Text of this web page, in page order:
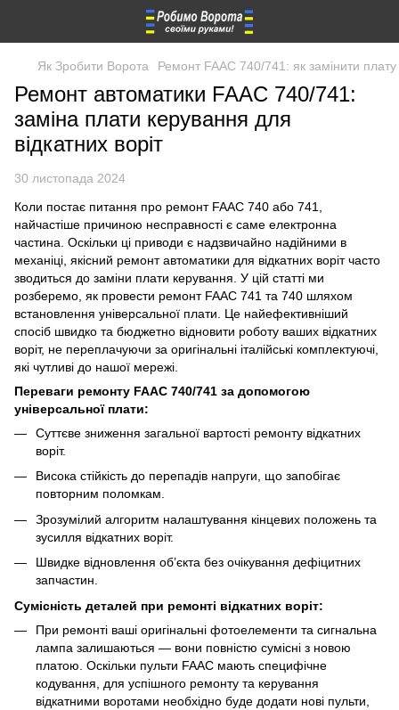
Як Зробити Ворота Ремонт FAAC 740/741: як замінити плату
Ремонт автоматики FAAC 740/741:
заміна плати керування для
відкатних воріт
30 листопада 2024
Коли постає питання про ремонт FAAC 740 або 741,
найчастіше причиною несправності є саме електронна
частина. Оскільки ці приводи є надзвичайно надійними в
механіці, якісний ремонт автоматики для відкатних воріт часто
зводиться до заміни плати керування. У цій статті ми
розберемо, як провести ремонт FAAC 741 та 740 шляхом
встановлення універсальної плати. Це найефективніший
спосіб швидко та бюджетно відновити роботу ваших відкатних
воріт, не переплачуючи за оригінальні італійські комплектуючі,
які чутливі до нашої мережі.
Переваги ремонту FAAC 740/741 за допомогою
універсальної плати:
Суттєве зниження загальної вартості ремонту відкатних
воріт.
Висока стійкість до перепадів напруги, що запобігає
повторним поломкам.
Зрозумілий алгоритм налаштування кінцевих положень та
зусилля відкатних воріт.
Швидке відновлення об’єкта без очікування дефіцитних
запчастин.
Сумісність деталей при ремонті відкатних воріт:
При ремонті ваші оригінальні фотоелементи та сигнальна
лампа залишаються — вони повністю сумісні з новою
платою. Оскільки пульти FAAC мають специфічне
кодування, для успішного ремонту та керування
відкатними воротами необхідно буде додати нові пульти,